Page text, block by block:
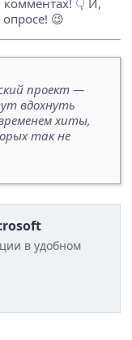
комментах! 👇 И,
😉
проект —
вдохнуть
хиты,
так не
в удобном